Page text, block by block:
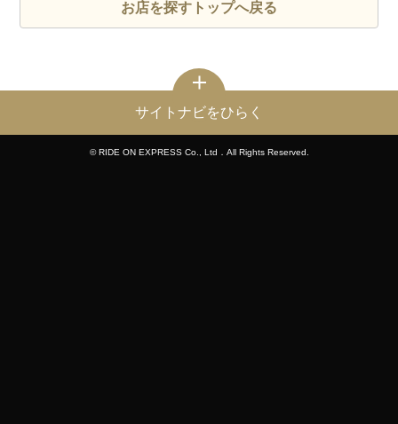
お店を探すトップへ戻る
サイトナビをひらく
© RIDE ON EXPRESS Co., Ltd．All Rights Reserved.